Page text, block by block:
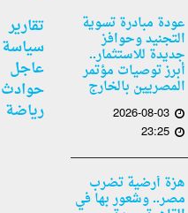
عودة مبادرة تسوية
التجنيد وحوافز
جديدة للاستثمار..
أبرز توصيات مؤتمر
المصريين بالخارج
2026-08-03
23:25
هزة أرضية تضرب
مصر.. وشعور بها في
تقارير
سياسة
عاجل
حوادث
رياضة